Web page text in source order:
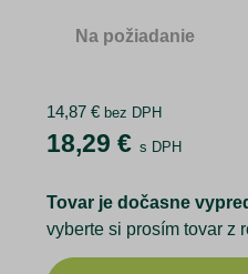
Na požiadanie
14,87 € bez DPH
18,29 € s DPH
Tovar je dočasne
vyberte si prosím tovar z